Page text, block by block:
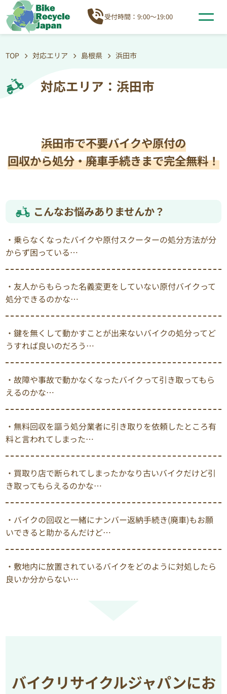
受付時間：9:00～19:00
TOP 対応エリア 島根県 浜田市
対応エリア：浜田市
浜田市で不要バイクや原付の
回収から処分・廃車手続きまで完全無料！
こんなお悩みありませんか？
・乗らなくなったバイクや原付スクーターの処分方法が分
からず困っている…
・友人からもらった名義変更をしていない原付バイクって
処分できるのかな…
・鍵を無くして動かすことが出来ないバイクの処分ってど
うすれば良いのだろう…
・故障や事故で動かなくなったバイクって引き取ってもら
えるのかな…
・無料回収を謳う処分業者に引き取りを依頼したところ有
料と言われてしまった…
・買取り店で断られてしまったかなり古いバイクだけど引
き取ってもらえるのかな…
・バイクの回収と一緒にナンバー返納手続き(廃車)もお願
いできると助かるんだけど…
・敷地内に放置されているバイクをどのように対処したら
良いか分からない…
バイクリサイクルジャパンにお